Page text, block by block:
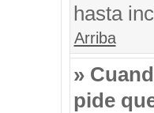
hasta
Arriba
»
pide